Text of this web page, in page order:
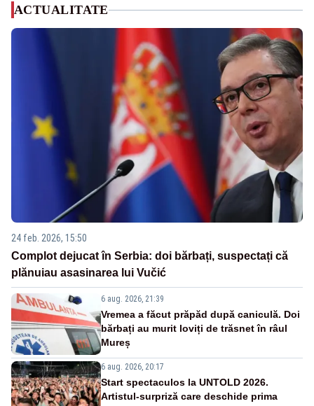
ACTUALITATE
24 feb. 2026, 15:50
Complot dejucat în Serbia: doi bărbați, suspectați că
plănuiau asasinarea lui Vučić
6 aug. 2026, 21:39
Vremea a făcut prăpăd după caniculă. Doi
bărbați au murit loviți de trăsnet în râul
Mureș
6 aug. 2026, 20:17
Start spectaculos la UNTOLD 2026.
Artistul-surpriză care deschide prima